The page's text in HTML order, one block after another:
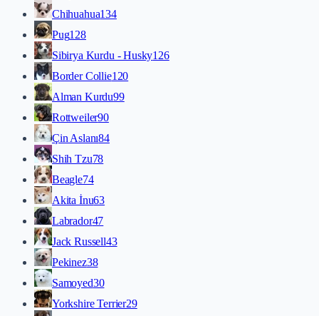
Chihuahua134
Pug128
Sibirya Kurdu - Husky126
Border Collie120
Alman Kurdu99
Rottweiler90
Çin Aslanı84
Shih Tzu78
Beagle74
Akita İnu63
Labrador47
Jack Russell43
Pekinez38
Samoyed30
Yorkshire Terrier29